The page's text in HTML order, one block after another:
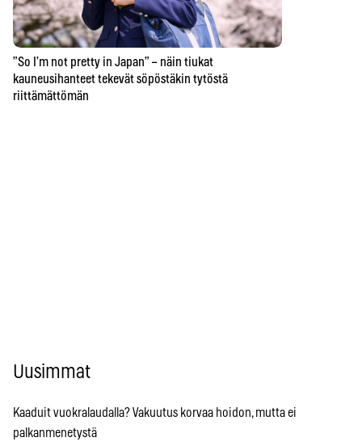
”So I’m not pretty in Japan” – näin tiukat
kauneusihanteet tekevät söpöstäkin tytöstä
riittämättömän
Uusimmat
Kaaduit vuokralaudalla? Vakuutus korvaa hoidon, mutta ei
palkanmenetystä